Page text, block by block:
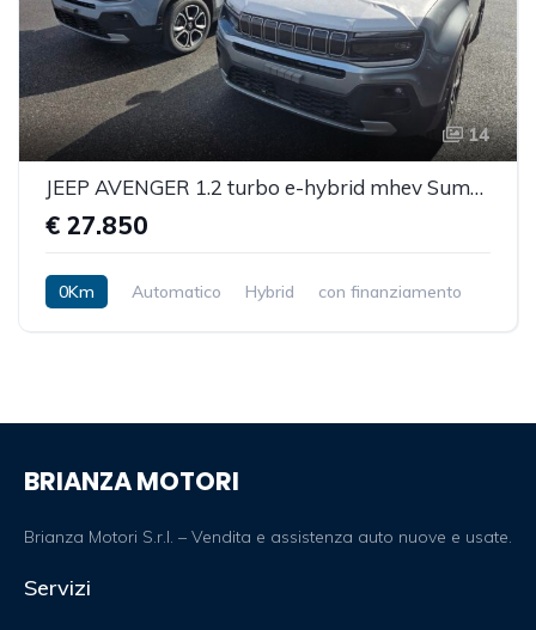
14
JEEP AVENGER 1.2 turbo e-hybrid mhev Summit fwd 110cv edct6
€ 27.850
0Km Automatico Hybrid con finanziamento
BRIANZA MOTORI
Brianza Motori S.r.l. – Vendita e assistenza auto nuove e usate.
Servizi